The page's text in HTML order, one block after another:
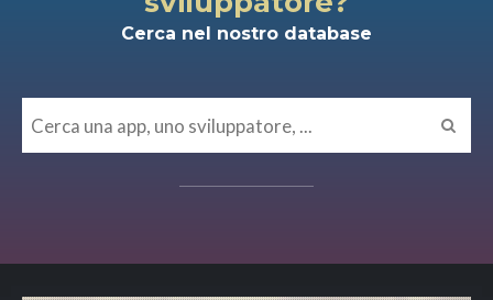
Cerca nel nostro database